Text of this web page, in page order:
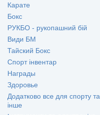
Карате
Бокс
РУКБО - рукопашний бій
Види БМ
Тайский Бокс
Спорт інвентар
Награды
Здоровье
Додатково все для спорту та
інше